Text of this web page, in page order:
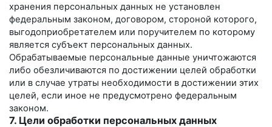
хранения персональных данных не установлен
федеральным законом, договором, стороной которого,
выгодоприобретателем или поручителем по которому
является субъект персональных данных.
Обрабатываемые персональные данные уничтожаются
либо обезличиваются по достижении целей обработки
или в случае утраты необходимости в достижении этих
целей, если иное не предусмотрено федеральным
законом.
7. Цели обработки персональных данных